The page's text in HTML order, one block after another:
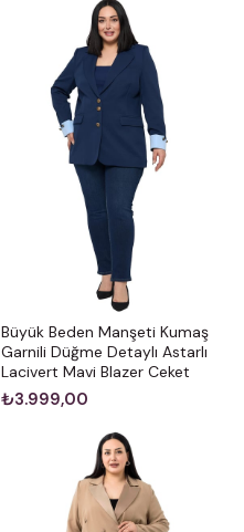
Büyük Beden Manşeti Kumaş
Garnili Düğme Detaylı Astarlı
Lacivert Mavi Blazer Ceket
₺3.999,00